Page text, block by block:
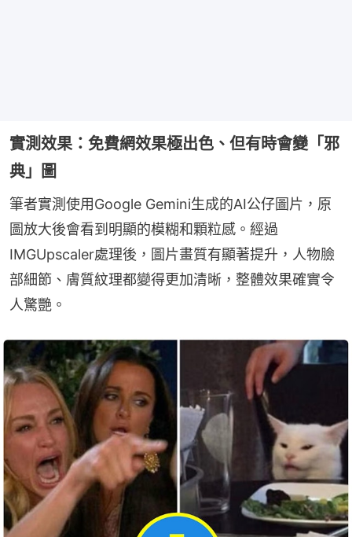
實測效果：免費網效果極出色、但有時會變「邪
典」圖
筆者實測使用Google Gemini生成的AI公仔圖片，原
圖放大後會看到明顯的模糊和顆粒感。經過
IMGUpscaler處理後，圖片畫質有顯著提升，人物臉
部細節、膚質紋理都變得更加清晰，整體效果確實令
人驚艷。